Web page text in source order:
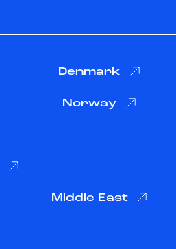
Denmark
Norway
Middle East